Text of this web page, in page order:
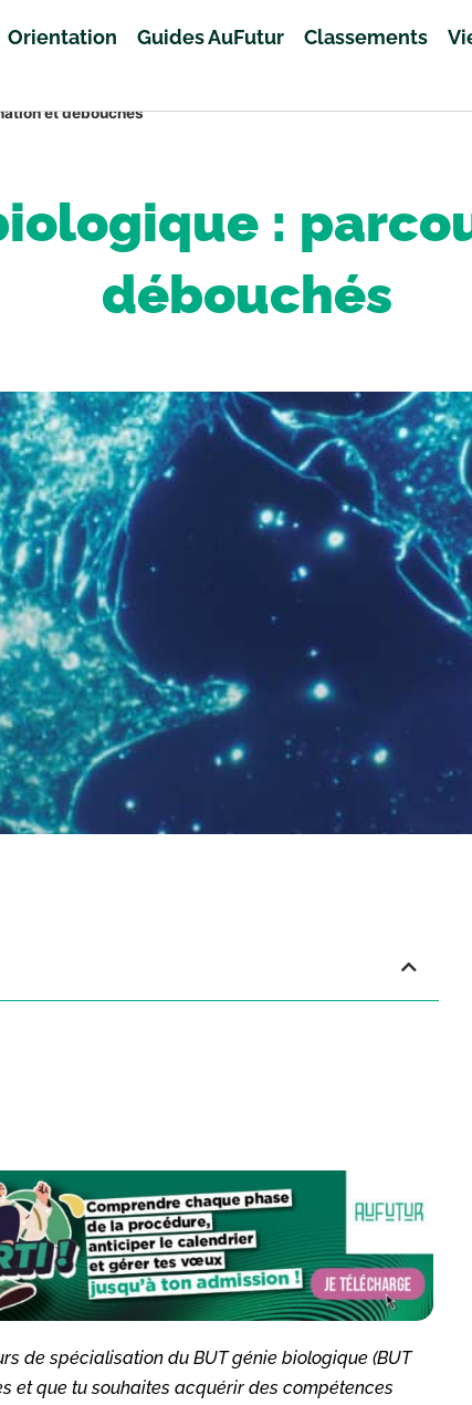
Orientation Guides AuFutur Classements
et débouchés
:
débouchés
de spécialisation du BUT génie biologique (BUT
et que tu souhaites acquérir des compétences